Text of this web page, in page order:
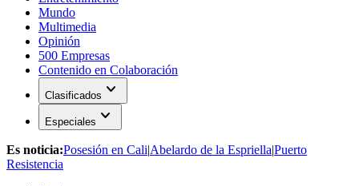
Mundo
Multimedia
Opinión
500 Empresas
Contenido en Colaboración
Clasificados expand_more
Especiales expand_more
Es noticia:Posesión en Cali|Abelardo de la Espriella|Puerto
Resistencia